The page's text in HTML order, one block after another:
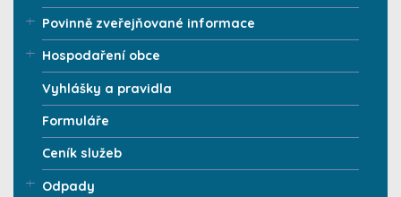
Povinně zveřejňované informace
Hospodaření obce
Vyhlášky a pravidla
Formuláře
Ceník služeb
Odpady